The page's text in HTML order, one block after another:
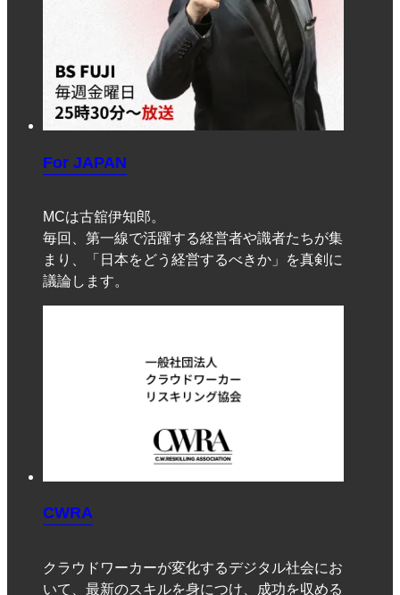
For JAPAN
MCは古舘伊知郎。
毎回、第一線で活躍する経営者や識者たちが集
まり、「日本をどう経営するべきか」を真剣に
議論します。
CWRA
クラウドワーカーが変化するデジタル社会にお
いて、最新のスキルを身につけ、成功を収める